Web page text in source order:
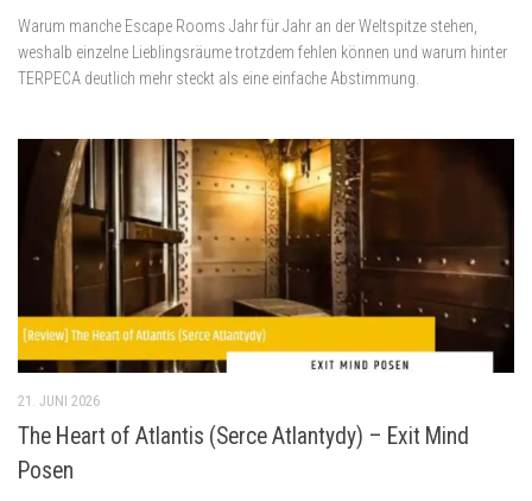
Warum manche Escape Rooms Jahr für Jahr an der Weltspitze stehen,
weshalb einzelne Lieblingsräume trotzdem fehlen können und warum hinter
TERPECA deutlich mehr steckt als eine einfache Abstimmung.
21. JUNI 2026
The Heart of Atlantis (Serce Atlantydy) – Exit Mind
Posen